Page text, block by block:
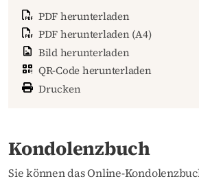
PDF herunterladen
PDF herunterladen (A4)
Bild herunterladen
QR-Code herunterladen
Drucken
Kondolenzbuch
Sie können das Online-